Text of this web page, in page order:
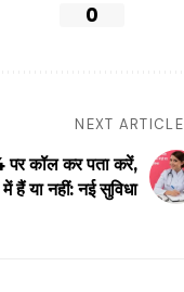
0
NEXT ARTICLE
कॉल कर पता करें,
हैं या नहीं: नई सुविधा